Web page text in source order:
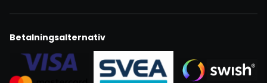
Betalningsalternativ